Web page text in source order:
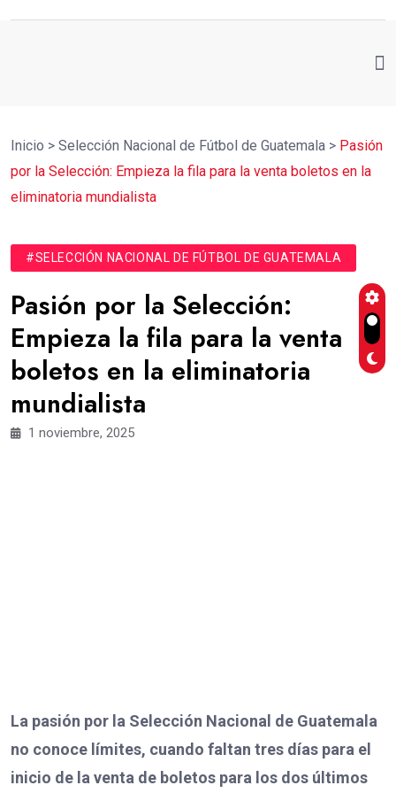
Inicio > Selección Nacional de Fútbol de Guatemala > Pasión
por la Selección: Empieza la fila para la venta boletos en la
eliminatoria mundialista
#SELECCIÓN NACIONAL DE FÚTBOL DE GUATEMALA
Pasión por la Selección:
Empieza la fila para la venta
boletos en la eliminatoria
mundialista
1 noviembre, 2025
La pasión por la Selección Nacional de Guatemala
no conoce límites, cuando faltan tres días para el
inicio de la venta de boletos para los dos últimos